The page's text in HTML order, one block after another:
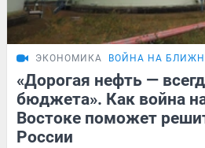
ЭКОНОМИКА ВОЙНА НА
«Дорогая нефть —
бюджета». Как война
Востоке поможет
России